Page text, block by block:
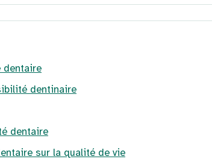
dentaire
dentinaire
dentaire
sur la qualité de vie